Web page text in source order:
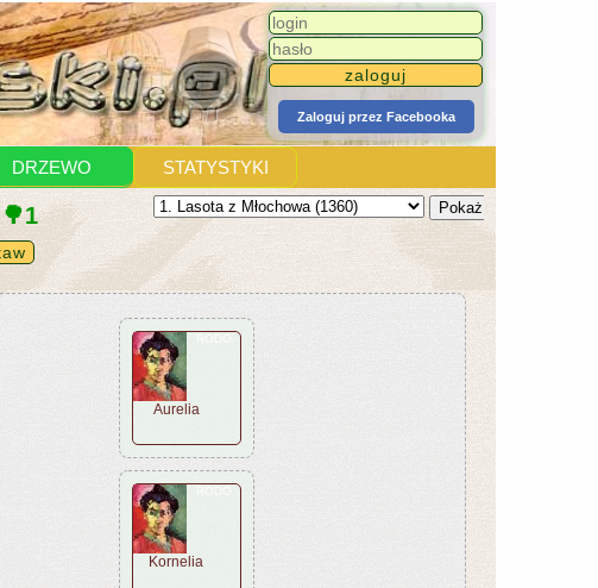
Zaloguj przez Facebooka
DRZEWO STATYSTYKI
🌳1 Pokaż
RODO
Aurelia
Kornelia